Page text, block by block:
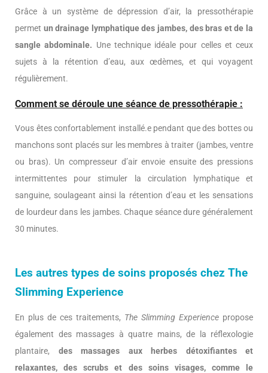
Grâce à un système de dépression d’air, la pressothérapie
permet un drainage lymphatique des jambes, des bras et de la
sangle abdominale. Une technique idéale pour celles et ceux
sujets à la rétention d’eau, aux œdèmes, et qui voyagent
régulièrement.
Comment se déroule une séance de pressothérapie :
Vous êtes confortablement installé.e pendant que des bottes ou
manchons sont placés sur les membres à traiter (jambes, ventre
ou bras). Un compresseur d’air envoie ensuite des pressions
intermittentes pour stimuler la circulation lymphatique et
sanguine, soulageant ainsi la rétention d’eau et les sensations
de lourdeur dans les jambes. Chaque séance dure généralement
30 minutes.
Les autres types de soins proposés chez The
Slimming Experience
En plus de ces traitements, The Slimming Experience propose
également des massages à quatre mains, de la réflexologie
plantaire, des massages aux herbes détoxifiantes et
relaxantes, des scrubs et des soins visages, comme le